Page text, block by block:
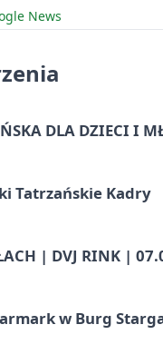
News
DLA DZIECI I
Tatrzańskie Kadry
| DVJ RINK |
w Burg